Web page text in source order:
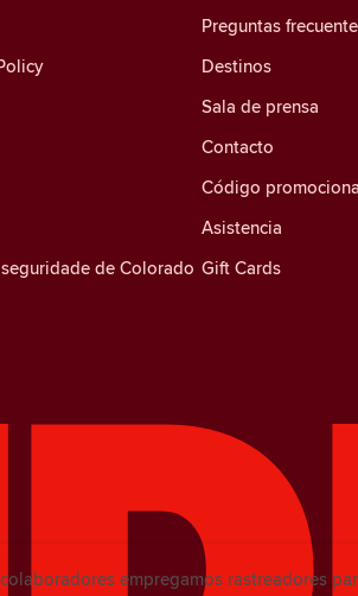
de Colorado
Preguntas
Destinos
Sala de prensa
Contacto
Código
Asistencia
Gift Cards
empregamos rastreadores